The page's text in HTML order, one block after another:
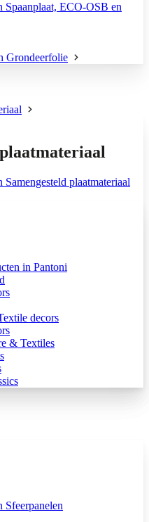
ECO-OSB en
Grondeerfolie
plaatmateriaal
in Pantoni
decors
& Textiles